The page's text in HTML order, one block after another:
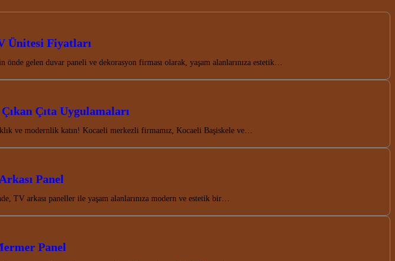
Ünitesi Fiyatları
gelen duvar paneli ve dekorasyon firması olarak, yaşam alanlarınıza estetik…
Çıta Uygulamaları
ve modernlik katın! Kocaeli merkezli firmamız, Kocaeli Başiskele ve…
Panel
TV arkası paneller ile yaşam alanlarınıza modern ve estetik bir…
Panel